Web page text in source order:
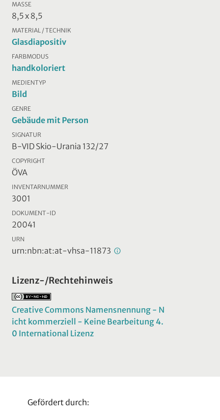
MASSE
8,5 x 8,5
MATERIAL / TECHNIK
Glasdiapositiv
FARBMODUS
handkoloriert
MEDIENTYP
Bild
GENRE
Gebäude mit Person
SIGNATUR
B-VID Skio-Urania 132/27
COPYRIGHT
ÖVA
INVENTARNUMMER
3001
DOKUMENT-ID
20041
URN
urn:nbn:at:at-vhsa-11873
Lizenz-/Rechtehinweis
Creative Commons Namensnennung - N
icht kommerziell - Keine Bearbeitung 4.
0 International Lizenz
Gefördert durch: